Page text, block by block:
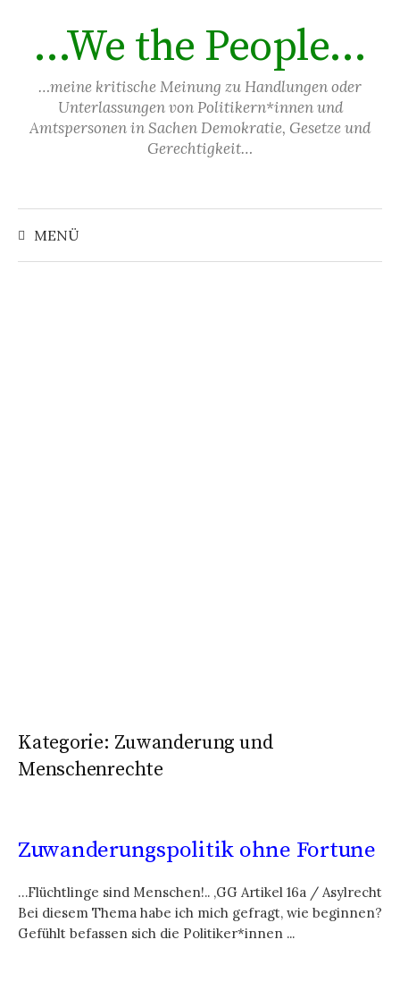
Inhalt
…We the People…
…meine kritische Meinung zu Handlungen oder
Unterlassungen von Politikern*innen und
Amtspersonen in Sachen Demokratie, Gesetze und
Gerechtigkeit…
MENÜ
Suchen
Kategorie: Zuwanderung und
Menschenrechte
Zuwanderungspolitik ohne Fortune
…Flüchtlinge sind Menschen!.. ,GG Artikel 16a / Asylrecht
Bei diesem Thema habe ich mich gefragt, wie beginnen?
Gefühlt befassen sich die Politiker*innen ...